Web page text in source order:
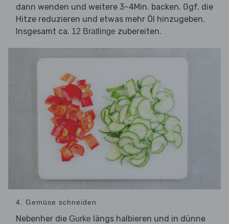
dann wenden und weitere 3–4Min. backen. Ggf. die
Hitze reduzieren und etwas mehr Öl hinzugeben.
Insgesamt ca. 12 Bratlinge zubereiten.
4. Gemüse schneiden
Nebenher die Gurke längs halbieren und in dünne